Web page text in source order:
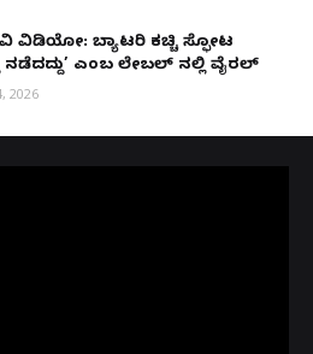
ವಿಡಿಯೋ: ಬ್ಯಾಟರಿ ಕಚ್ಚಿ ಸ್ಫೋಟ
ನಡೆದದ್ದು’ ಎಂಬ ಲೇಬಲ್ ನಲ್ಲಿ ವೈರಲ್
2026